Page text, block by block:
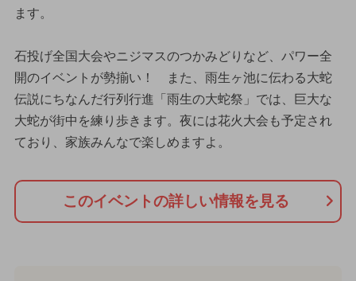
ます。
石投げ全国大会やニジマスのつかみどりなど、パワー全
開のイベントが勢揃い！ また、雨生ヶ池に伝わる大蛇
伝説にちなんだ行列行進「雨生の大蛇祭」では、巨大な
大蛇が街中を練り歩きます。夜には花火大会も予定され
ており、家族みんなで楽しめますよ。
このイベントの詳しい情報を見る